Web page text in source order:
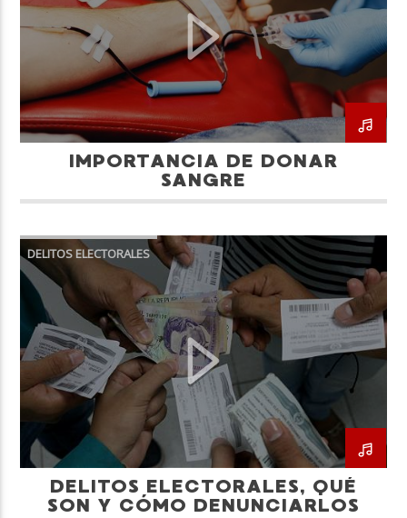
IMPORTANCIA DE DONAR
SANGRE
DELITOS ELECTORALES
DELITOS ELECTORALES, QUÉ
SON Y CÓMO DENUNCIARLOS